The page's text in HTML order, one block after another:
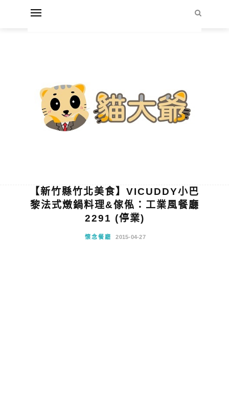
【新竹縣竹北美食】VICUDDY小巴
黎法式燉鍋料理&傢俬：工業風餐廳
2291 (停業)
懷念餐廳 2015-04-27